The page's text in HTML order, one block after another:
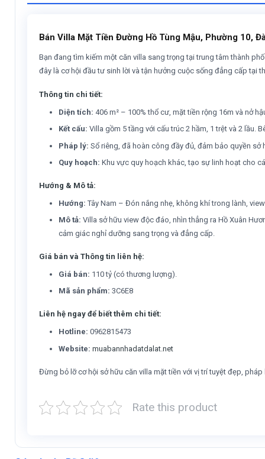
Bán Villa Mặt Tiền Đường Hồ Tùng Mậu, Phường 10,
Bạn đang tìm kiếm một căn villa sang trọng tại trung tâm thành
đây là cơ hội đầu tư sinh lời và tận hưởng cuộc sống đẳng cấp tại
Thông tin chi tiết:
Diện tích: 406 m² – 100% thổ cư, mặt tiền rộng 16m và nở
Kết cấu: Villa gồm 5 tầng với cấu trúc 2 hầm, 1 trệt và 2 lầu.
Pháp lý: Sổ riêng, đã hoàn công đầy đủ, đảm bảo quyền
Quy hoạch: Khu vực quy hoạch khác, tạo sự linh hoạt cho
Hướng & Mô tả:
Hướng: Tây Nam – Đón nắng nhẹ, không khí trong lành,
Mô tả: Villa sở hữu view độc đáo, nhìn thẳng ra Hồ Xuân
cảm giác nghỉ dưỡng sang trọng và đẳng cấp.
Giá bán và Thông tin liên hệ:
Giá bán: 110 tỷ (có thương lượng).
Mã sản phẩm: 3C6E8
Liên hệ ngay để biết thêm chi tiết:
Hotline: 0962815473
Website: muabannhadatdalat.net
Đừng bỏ lỡ cơ hội sở hữu căn villa mặt tiền với vị trí tuyệt đẹp,
Rate this product